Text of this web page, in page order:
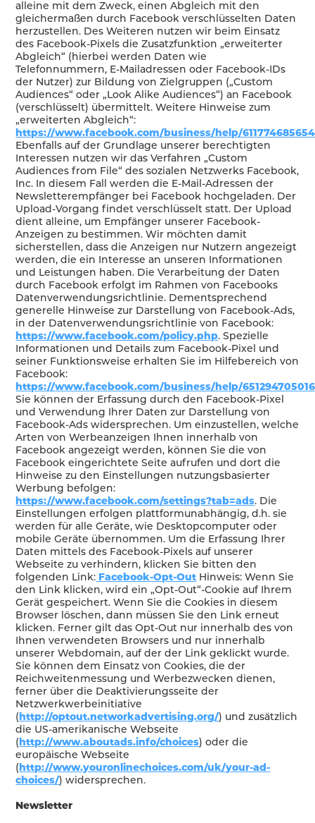
alleine mit dem Zweck, einen Abgleich mit den
gleichermaßen durch Facebook verschlüsselten Daten
herzustellen. Des Weiteren nutzen wir beim Einsatz
des Facebook-Pixels die Zusatzfunktion „erweiterter
Abgleich“ (hierbei werden Daten wie
Telefonnummern, E-Mailadressen oder Facebook-IDs
der Nutzer) zur Bildung von Zielgruppen („Custom
Audiences“ oder „Look Alike Audiences“) an Facebook
(verschlüsselt) übermittelt. Weitere Hinweise zum
„erweiterten Abgleich“:
https://www.facebook.com/business/help/
Ebenfalls auf der Grundlage unserer berechtigten
Interessen nutzen wir das Verfahren „Custom
Audiences from File“ des sozialen Netzwerks Facebook,
Inc. In diesem Fall werden die E-Mail-Adressen der
Newsletterempfänger bei Facebook hochgeladen. Der
Upload-Vorgang findet verschlüsselt statt. Der Upload
dient alleine, um Empfänger unserer Facebook-
Anzeigen zu bestimmen. Wir möchten damit
sicherstellen, dass die Anzeigen nur Nutzern angezeigt
werden, die ein Interesse an unseren Informationen
und Leistungen haben. Die Verarbeitung der Daten
durch Facebook erfolgt im Rahmen von Facebooks
Datenverwendungsrichtlinie. Dementsprechend
generelle Hinweise zur Darstellung von Facebook-Ads,
in der Datenverwendungsrichtlinie von Facebook:
https://www.facebook.com/policy.php. Spezielle
Informationen und Details zum Facebook-Pixel und
seiner Funktionsweise erhalten Sie im Hilfebereich von
Facebook:
https://www.facebook.com/business/help/
Sie können der Erfassung durch den Facebook-Pixel
und Verwendung Ihrer Daten zur Darstellung von
Facebook-Ads widersprechen. Um einzustellen, welche
Arten von Werbeanzeigen Ihnen innerhalb von
Facebook angezeigt werden, können Sie die von
Facebook eingerichtete Seite aufrufen und dort die
Hinweise zu den Einstellungen nutzungsbasierter
Werbung befolgen:
https://www.facebook.com/settings?tab=ads. Die
Einstellungen erfolgen plattformunabhängig, d.h. sie
werden für alle Geräte, wie Desktopcomputer oder
mobile Geräte übernommen. Um die Erfassung Ihrer
Daten mittels des Facebook-Pixels auf unserer
Webseite zu verhindern, klicken Sie bitten den
folgenden Link: Facebook-Opt-Out Hinweis: Wenn Sie
den Link klicken, wird ein „Opt-Out“-Cookie auf Ihrem
Gerät gespeichert. Wenn Sie die Cookies in diesem
Browser löschen, dann müssen Sie den Link erneut
klicken. Ferner gilt das Opt-Out nur innerhalb des von
Ihnen verwendeten Browsers und nur innerhalb
unserer Webdomain, auf der der Link geklickt wurde.
Sie können dem Einsatz von Cookies, die der
Reichweitenmessung und Werbezwecken dienen,
ferner über die Deaktivierungsseite der
Netzwerkwerbeinitiative
(http://optout.networkadvertising.org/) und zusätzlich
die US-amerikanische Webseite
(http://www.aboutads.info/choices) oder die
europäische Webseite
(http://www.youronlinechoices.com/uk/your-ad-
choices/) widersprechen.
Newsletter